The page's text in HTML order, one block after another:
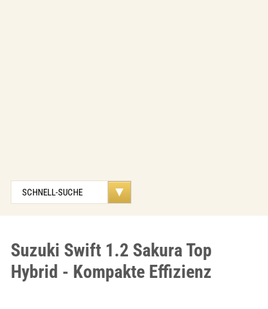
Suzuki Swift 1.2 Sakura Top
Hybrid - Kompakte Effizienz